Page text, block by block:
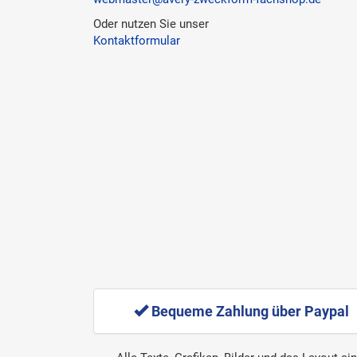
Oder nutzen Sie unser
Kontaktformular
Bequeme Zahlung über Paypal